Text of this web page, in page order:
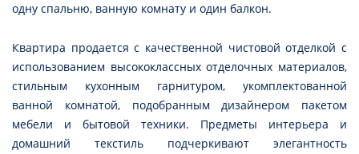
одну спальню, ванную комнату и один балкон.
Квартира продается с качественной чистовой отделкой с
использованием высококлассных отделочных материалов,
стильным кухонным гарнитуром, укомплектованной
ванной комнатой, подобранным дизайнером пакетом
мебели и бытовой техники. Предметы интерьера и
домашний текстиль подчеркивают элегантность